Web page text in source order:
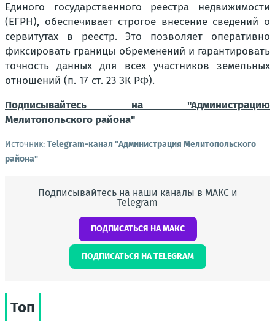
Единого государственного реестра недвижимости
(ЕГРН), обеспечивает строгое внесение сведений о
сервитутах в реестр. Это позволяет оперативно
фиксировать границы обременений и гарантировать
точность данных для всех участников земельных
отношений (п. 17 ст. 23 ЗК РФ).
Подписывайтесь на "Администрацию
Мелитопольского района"
Источник: Telegram-канал "Администрация Мелитопольского
района"
Подписывайтесь на наши каналы в МАКС и
Telegram
ПОДПИСАТЬСЯ НА МАКС
ПОДПИСАТЬСЯ НА TELEGRAM
Топ